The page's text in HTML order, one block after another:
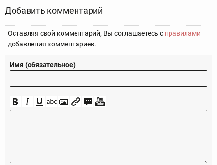
Добавить комментарий
Оставляя свой комментарий, Вы соглашаетесь с правилами
добавления комментариев.
Имя (обязательное)